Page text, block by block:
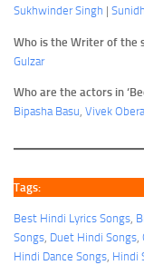
Sukhwinder Singh |
Who is the Writer of the
Gulzar
Who are the actors in
Bipasha Basu Vivek
Tags:
Best Hindi Lyrics Songs,
Songs, Duet Hindi Songs,
Hindi Dance Songs, Hindi